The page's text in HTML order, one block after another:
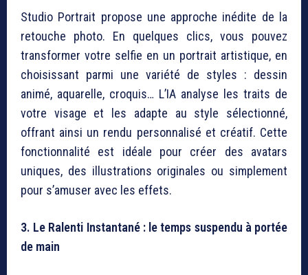
Studio Portrait propose une approche inédite de la
retouche photo. En quelques clics, vous pouvez
transformer votre selfie en un portrait artistique, en
choisissant parmi une variété de styles : dessin
animé, aquarelle, croquis… L’IA analyse les traits de
votre visage et les adapte au style sélectionné,
offrant ainsi un rendu personnalisé et créatif. Cette
fonctionnalité est idéale pour créer des avatars
uniques, des illustrations originales ou simplement
pour s’amuser avec les effets.
3. Le Ralenti Instantané : le temps suspendu à portée
de main